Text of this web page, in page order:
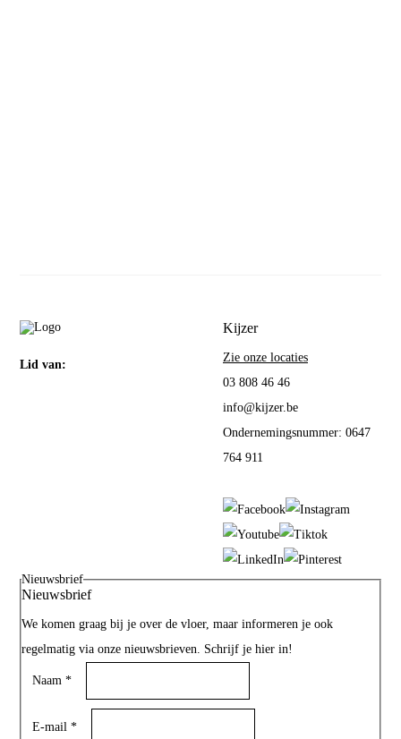
Lid van:
Kijzer
Zie onze locaties
03 808 46 46
info@kijzer.be
Ondernemingsnummer: 0647
764 911
Nieuwsbrief
Nieuwsbrief
We komen graag bij je over de vloer, maar informeren je ook
regelmatig via onze nieuwsbrieven. Schrijf je hier in!
Naam*
E-mail*